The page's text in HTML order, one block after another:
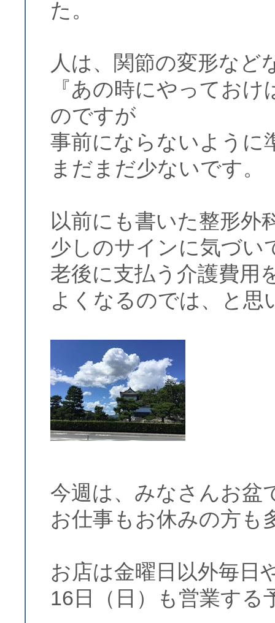
た。
人は、関節の変形など
『あの時にやってお
のですが
事前にならないように
まだまだ少ないです。
以前にも書いた整形外
少しのサインに気づい
老後に支払う介護費用
よくなるのでは、と思
今週は、みなさんお盆
お仕事もお休みの方も
お店は金曜日以外毎日
16日（日）も営業する